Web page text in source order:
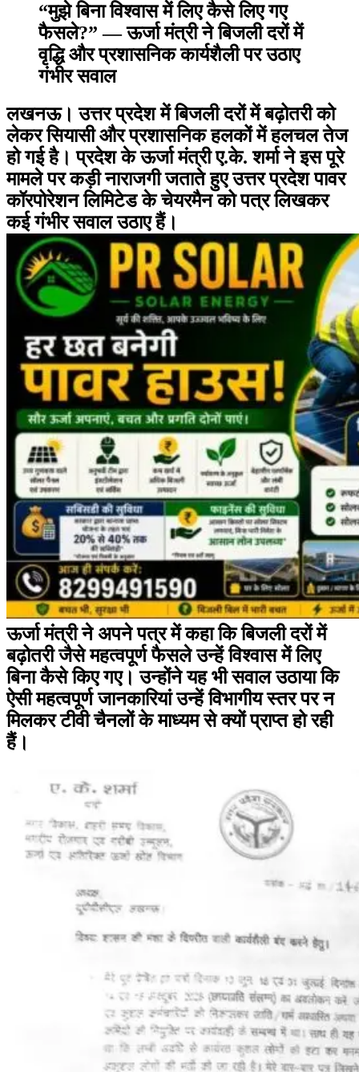
“मुझे बिना विश्वास में लिए कैसे लिए गए
फैसले?” — ऊर्जा मंत्री ने बिजली दरों में
वृद्धि और प्रशासनिक कार्यशैली पर उठाए
गंभीर सवाल
लखनऊ। उत्तर प्रदेश में बिजली दरों में बढ़ोतरी को
लेकर सियासी और प्रशासनिक हलकों में हलचल तेज
हो गई है। प्रदेश के ऊर्जा मंत्री ए.के. शर्मा ने इस पूरे
मामले पर कड़ी नाराजगी जताते हुए उत्तर प्रदेश पावर
कॉरपोरेशन लिमिटेड के चेयरमैन को पत्र लिखकर
कई गंभीर सवाल उठाए हैं।
ऊर्जा मंत्री ने अपने पत्र में कहा कि बिजली दरों में
बढ़ोतरी जैसे महत्वपूर्ण फैसले उन्हें विश्वास में लिए
बिना कैसे किए गए। उन्होंने यह भी सवाल उठाया कि
ऐसी महत्वपूर्ण जानकारियां उन्हें विभागीय स्तर पर न
मिलकर टीवी चैनलों के माध्यम से क्यों प्राप्त हो रही
हैं।